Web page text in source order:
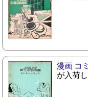
漫画 コ
が入荷